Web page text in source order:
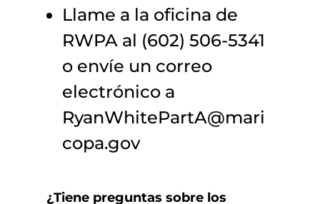
Llame a la oficina de
RWPA al (602) 506-5341
o envíe un correo
electrónico a
RyanWhitePartA@mari
copa.gov
¿Tiene preguntas sobre los